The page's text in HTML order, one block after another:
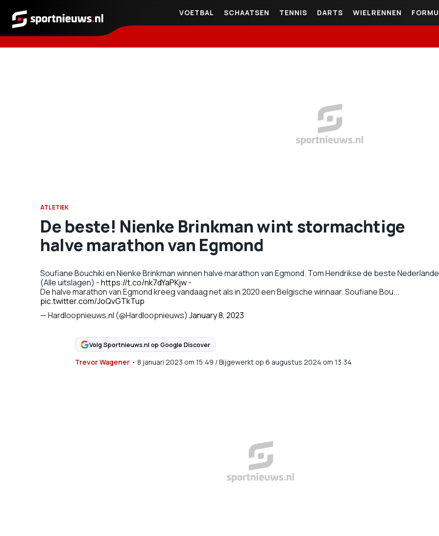
Sportnieuws.nl
VOETBAL SCHAATSEN TENNIS DARTS WIELRENNEN
ATLETIEK
De beste! Nienke Brinkman wint stormachtige
halve marathon van Egmond
Soufiane Bouchiki en Nienke Brinkman winnen halve marathon van Egmond. Tom Hendrikse de beste
(Alle uitslagen) -https://t.co/nk7dYaPKjw-
De halve marathon van Egmond kreeg vandaag net als in 2020 een Belgische winnaar. Soufiane Bou...
pic.twitter.com/JoQvGTkTup
— Hardloopnieuws.nl (@Hardloopnieuws) January 8, 2023
Volg Sportnieuws.nl op Google Discover
Trevor Wagener• 8 januari 2023 om 15:49 /Bijgewerkt op 6 augustus 2024 om 13:34